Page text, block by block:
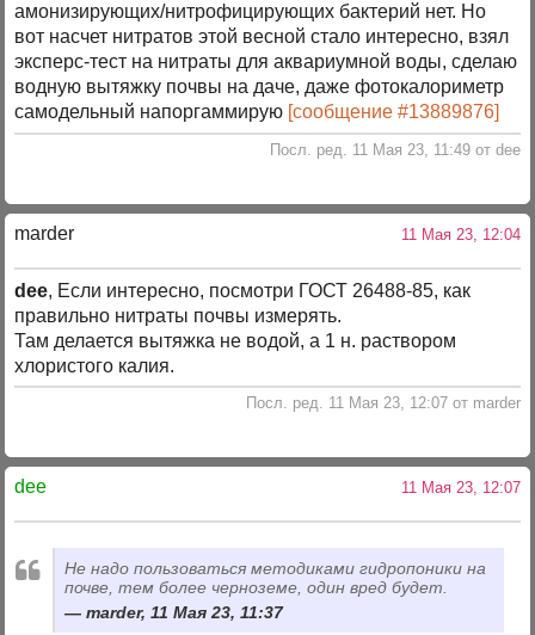
амонизирующих/нитрофицирующих бактерий нет. Но
вот насчет нитратов этой весной стало интересно, взял
эксперс-тест на нитраты для аквариумной воды, сделаю
водную вытяжку почвы на даче, даже фотокалориметр
самодельный напоргаммирую [сообщение #13889876]
Посл. ред. 11 Мая 23, 11:49 от dee
marder 11 Мая 23, 12:04
dee, Если интересно, посмотри ГОСТ 26488-85, как
правильно нитраты почвы измерять.
Там делается вытяжка не водой, а 1 н. раствором
хлористого калия.
Посл. ред. 11 Мая 23, 12:07 от marder
dee 11 Мая 23, 12:07
Не надо пользоваться методиками гидропоники на
почве, тем более черноземе, один вред будет.
marder, 11 Мая 23, 11:37